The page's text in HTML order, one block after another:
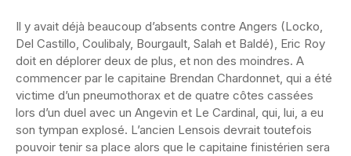
Il y avait déjà beaucoup d’absents contre Angers (Locko,
Del Castillo, Coulibaly, Bourgault, Salah et Baldé), Eric Roy
doit en déplorer deux de plus, et non des moindres. A
commencer par le capitaine Brendan Chardonnet, qui a été
victime d’un pneumothorax et de quatre côtes cassées
lors d’un duel avec un Angevin et Le Cardinal, qui, lui, a eu
son tympan explosé. L’ancien Lensois devrait toutefois
pouvoir tenir sa place alors que le capitaine finistérien sera